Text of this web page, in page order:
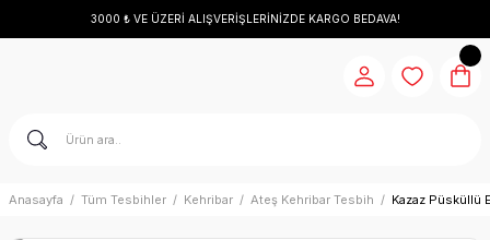
3000 ₺ VE ÜZERİ ALIŞVERİŞLERİNİZDE KARGO BEDAVA!
Anasayfa Tüm Tesbihler Kehribar Ateş Kehribar Tesbih Kazaz Püsküllü